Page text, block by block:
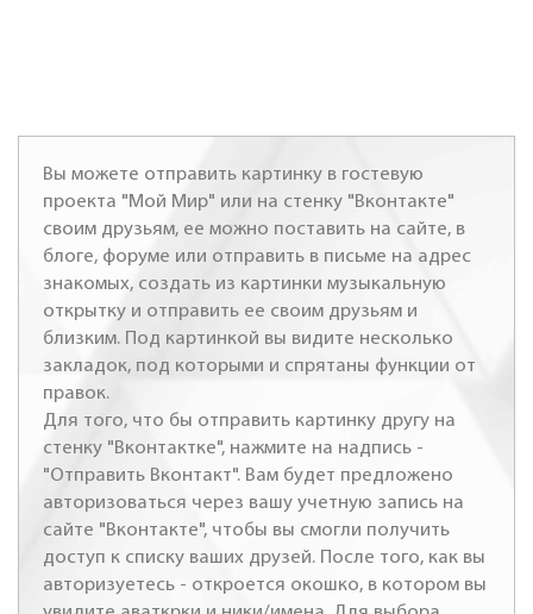
Вы можете отправить картинку в гостевую
проекта "Мой Мир" или на стенку "Вконтакте"
своим друзьям, ее можно поставить на сайте, в
блоге, форуме или отправить в письме на адрес
знакомых, создать из картинки музыкальную
открытку и отправить ее своим друзьям и
близким. Под картинкой вы видите несколько
закладок, под которыми и спрятаны функции от
правок.
Для того, что бы отправить картинку другу на
стенку "Вконтактке", нажмите на надпись -
"Отправить Вконтакт". Вам будет предложено
авторизоваться через вашу учетную запись на
сайте "Вконтакте", чтобы вы смогли получить
доступ к списку ваших друзей. После того, как вы
авторизуетесь - откроется окошко, в котором вы